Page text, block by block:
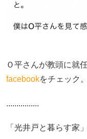
Ｏ平さんが教頭に就
facebookをチェック。
................
「光井戸と暮らす家